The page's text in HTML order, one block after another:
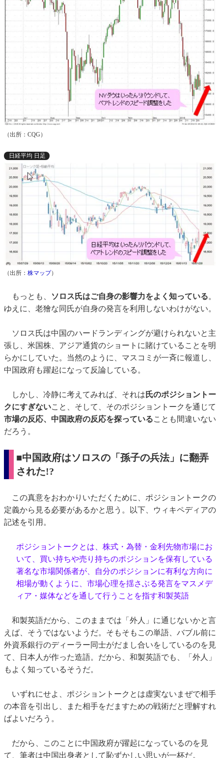
（出所：CQG）
日経平均 日足
（出所： 株マップ）
もっとも、 ソロス氏はご自身の影響力をよく知っている。
ゆえに、老獪な同氏が自身の発言を利用しないわけがない。
ソロス氏は中国のハードランディングが避けられないと主
張し、米国株、アジア通貨のショートに賭けていることを明
らかにしていた。当然のように、マスコミが一斉に報道し、
中国政府も躍起になって反論している。
しかし、冷静に考えてみれば、それは 氏のポジショントー
クにすぎないこと、そして、そのポジショントークを通じて
市場の反応、中国政府の反応を探っていることも間違いない
だろう。
■中国政府はソロスの「孫子の兵法」に翻弄
された!?
この真意をおわかりいただくために、ポジショントークの
定義から見る必要があるかと思う。以下、ウィキペディアの
記述を引用。
ポジショントークとは、株式・為替・金利先物市場にお
いて、買い持ちや売り持ちのポジションを保有している
著名な市場関係者が、自分のポジションに有利な方向に
相場が動くように、市場心理を揺さぶる発言をマスメデ
ィア・媒体などを通して行うことを指す和製英語
和製英語だから、このままでは「外人」に通じないかと言
えば、そうではないようだ。そもそもこの単語、バブル前に
外資系銀行のディーラー同士がだまし合いをしているのを見
て、日本人が作った造語。だから、和製英語でも、「外人」
もよく知っているそうだ。
いずれにせよ、ポジショントークとは虚実ないまぜで相手
の本音を引出し、また相手をだますための戦術だと理解すれ
ばよいだろう。
だから、このことに中国政府が躍起になっているのを見
て、筆者は中国出身者として恥ずかしい思いが一杯だ。